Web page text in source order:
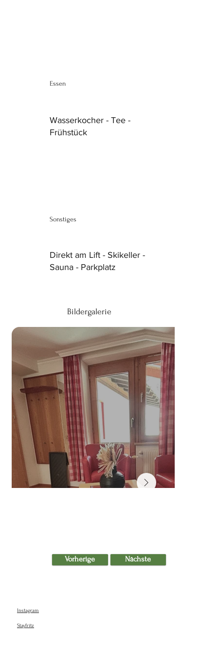
Vorherige Nächste
Bildergalerie
Wasserkocher - Tee -
Frühstück
Essen
Direkt am Lift - Skikeller -
Sauna - Parkplatz
Sonstiges
Instagram
Stayfritz